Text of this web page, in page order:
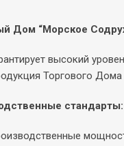
Дом “Морское
высокий
Торгового Дома
стандарты: